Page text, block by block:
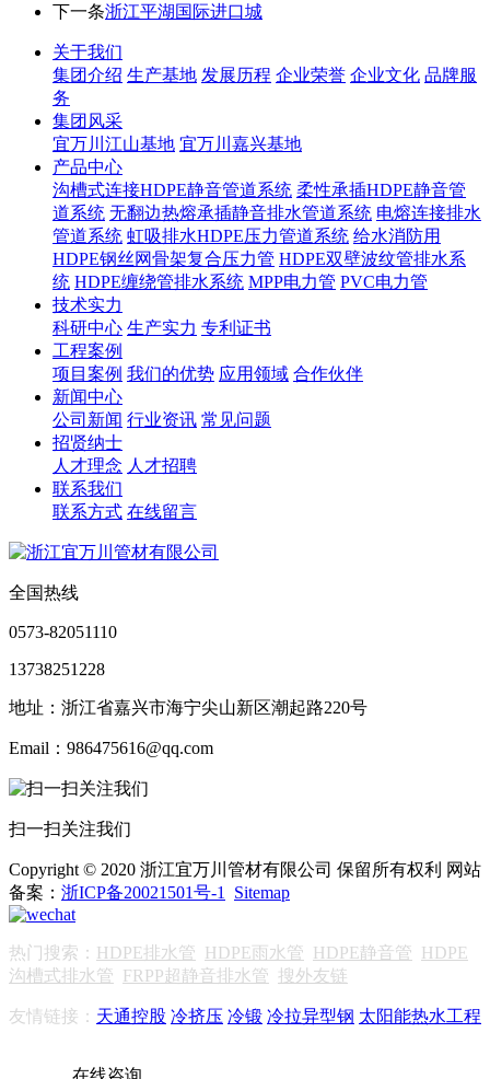
下一条浙江平湖国际进口城
关于我们
集团介绍 生产基地 发展历程 企业荣誉 企业文化 品牌服
务
集团风采
宜万川江山基地 宜万川嘉兴基地
产品中心
沟槽式连接HDPE静音管道系统 柔性承插HDPE静音管
道系统 无翻边热熔承插静音排水管道系统 电熔连接排水
管道系统 虹吸排水HDPE压力管道系统 给水消防用
HDPE钢丝网骨架复合压力管 HDPE双壁波纹管排水系
统 HDPE缠绕管排水系统 MPP电力管 PVC电力管
技术实力
科研中心 生产实力 专利证书
工程案例
项目案例 我们的优势 应用领域 合作伙伴
新闻中心
公司新闻 行业资讯 常见问题
招贤纳士
人才理念 人才招聘
联系我们
联系方式 在线留言
全国热线
0573-82051110
13738251228
地址：浙江省嘉兴市海宁尖山新区潮起路220号
Email：986475616@qq.com
扫一扫关注我们
Copyright © 2020 浙江宜万川管材有限公司 保留所有权利 网站
备案： 浙ICP备20021501号-1 Sitemap
热门搜索： HDPE排水管 HDPE雨水管 HDPE静音管 HDPE
沟槽式排水管 FRPP超静音排水管 搜外友链
友情链接： 天通控股 冷挤压 冷锻 冷拉异型钢 太阳能热水工程